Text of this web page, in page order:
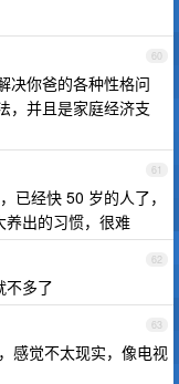
60
决你爸的各种性格问
，并且是家庭经济支
61
已经快 50 岁的人了，
出的习惯，很难
62
不多了
63
感觉不太现实，像电视